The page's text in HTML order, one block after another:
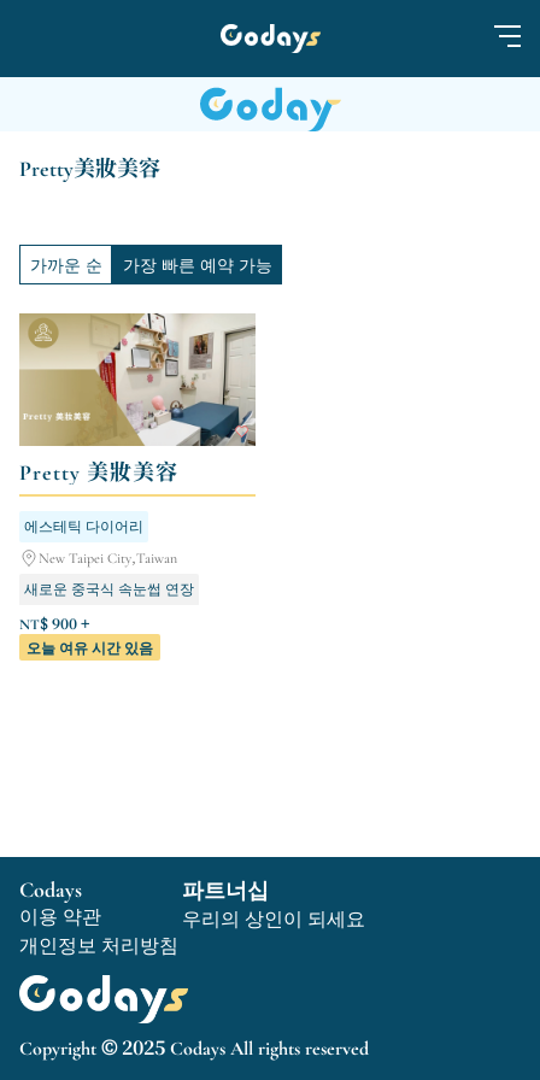
Pretty美妝美容
가까운 순 가장 빠른 예약 가능
Pretty 美妝美容
에스테틱 다이어리
New Taipei City,Taiwan
새로운 중국식 속눈썹 연장
별빛이 빛나는 밤 아이라이너
기초 시리즈 | 얼굴 관리
NT$ 900 +
오늘 여유 시간 있음
Copyright © 2025 Codays All rights reserved
Codays
이용 약관
개인정보 처리방침
파트너십
우리의 상인이 되세요